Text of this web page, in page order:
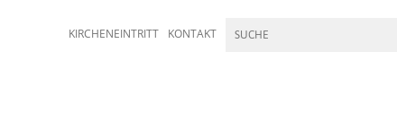
KIRCHENEINTRITT KONTAKT